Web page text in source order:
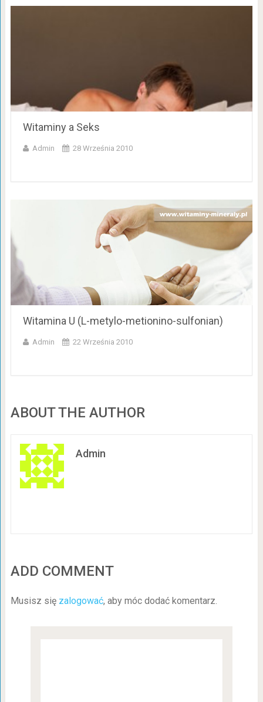
Witaminy a Seks
Admin 28 Września 2010
Witamina U (L-metylo-metionino-sulfonian)
Admin 22 Września 2010
ABOUT THE AUTHOR
Admin
ADD COMMENT
Musisz się zalogować, aby móc dodać komentarz.